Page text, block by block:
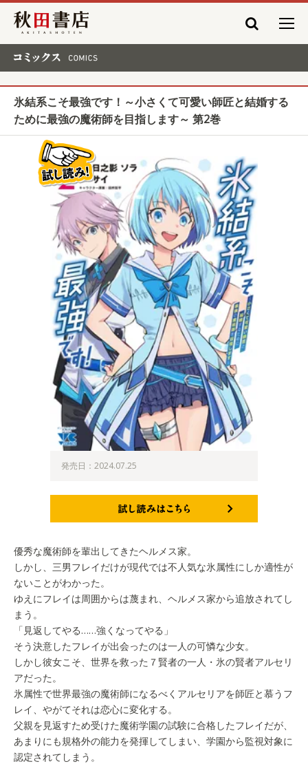
秋田書店
氷結系こそ最強です！～小さくて可愛い師匠と結婚する
ために最強の魔術師を目指します～ 第2巻
発売日：2024.07.25
優秀な魔術師を輩出してきたヘルメス家。
しかし、三男フレイだけが現代では不人気な氷属性にしか適性が
ないことがわかった。
ゆえにフレイは周囲からは蔑まれ、ヘルメス家から追放されてし
まう。
「見返してやる……強くなってやる」
そう決意したフレイが出会ったのは一人の可憐な少女。
しかし彼女こそ、世界を救った７賢者の一人・氷の賢者アルセリ
アだった。
氷属性で世界最強の魔術師になるべくアルセリアを師匠と慕うフ
レイ、やがてそれは恋心に変化する。
父親を見返すため受けた魔術学園の試験に合格したフレイだが、
あまりにも規格外の能力を発揮してしまい、学園から監視対象に
認定されてしまう。